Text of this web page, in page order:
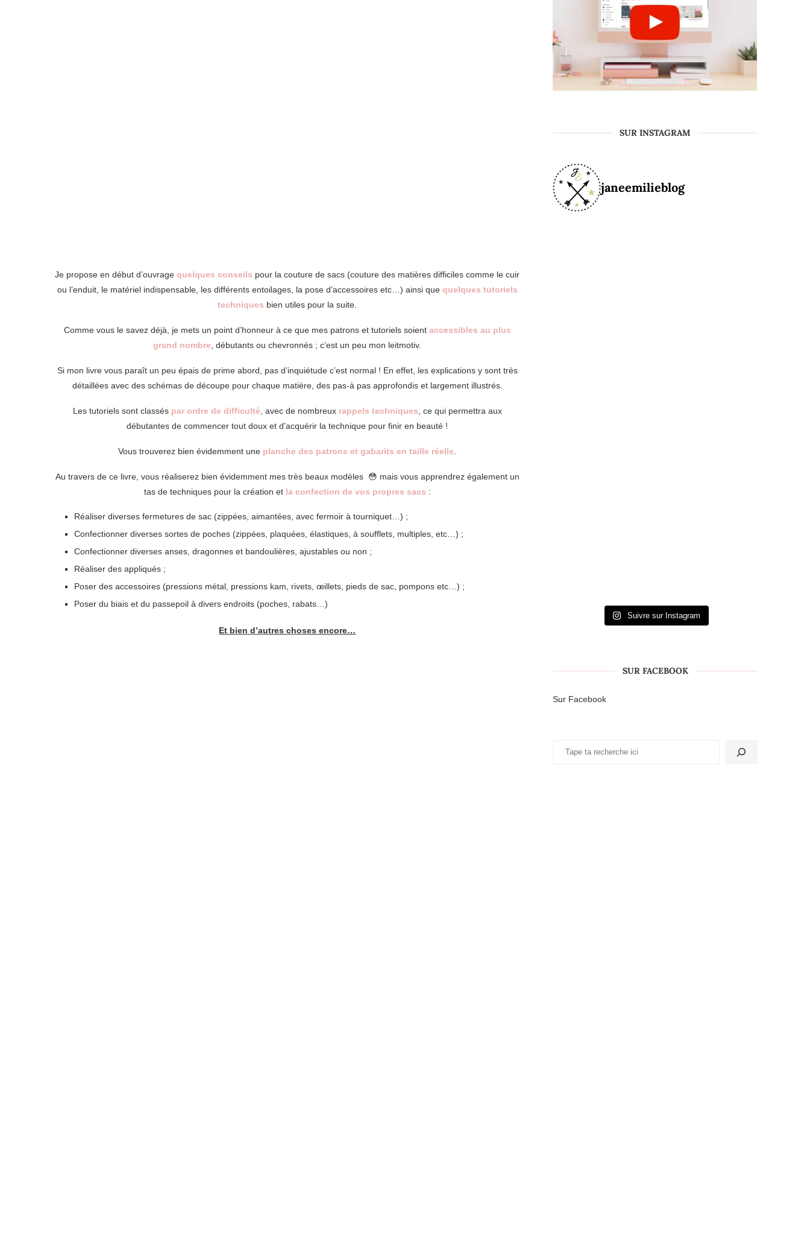
Je propose en début d’ouvragequelques conseils pour la couture de sacs (couture des matières difficiles comme le cuir
ou l’enduit, le matériel indispensable, les différents entoilages, la pose d’accessoires etc…) ainsi que quelques tutoriels
techniques bien utiles pour la suite.
Comme vous le savez déjà, je mets un point d’honneur à ce que mes patrons et tutoriels soient accessibles au plus
grand nombre , débutants ou chevronnés ; c’est un peu mon leitmotiv.
Si mon livre vous paraît un peu épais de prime abord, pas d’inquiétude c’est normal ! En effet, les explications y sont très
détaillées avec des schémas de découpe pour chaque matière, des pas-à pas approfondis et largement illustrés.
Les tutoriels sont classés par ordre de difficulté , avec de nombreux rappels techniques , ce qui permettra aux
débutantes de commencer tout doux et d’acquérir la technique pour finir en beauté !
Vous trouverez bien évidemment une planche des patrons et gabarits en taille réelle
Au travers de ce livre, vous réaliserez bien évidemment mes très beaux modèles 😳 mais vous apprendrez également un
tas de techniques pour la création et la confection de vos propres sacs :
Réaliser diverses fermetures de sac (zippées, aimantées, avec fermoir à tourniquet…) ;
Confectionner diverses sortes de poches (zippées, plaquées, élastiques, à soufflets, multiples, etc…) ;
Confectionner diverses anses, dragonnes et bandoulières, ajustables ou non ;
Réaliser des appliqués ;
Poser des accessoires (pressions métal, pressions kam, rivets, œillets, pieds de sac, pompons etc…) ;
Poser du biais et du passepoil à divers endroits (poches, rabats…)
Et bien d’autres choses encore…
SUR INSTAGRAM
janeemilieblog
Suivre sur Instagram
SUR FACEBOOK
Sur Facebook